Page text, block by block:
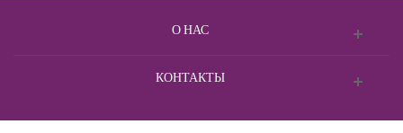
О НАС
КОНТАКТЫ